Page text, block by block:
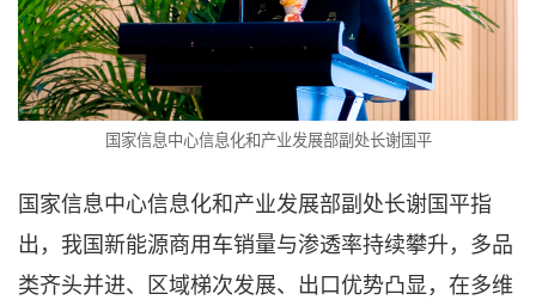
国家信息中心信息化和产业发展部副处长谢国平
国家信息中心信息化和产业发展部副处长谢国平指
出，我国新能源商用车销量与渗透率持续攀升，多品
类齐头并进、区域梯次发展、出口优势凸显，在多维